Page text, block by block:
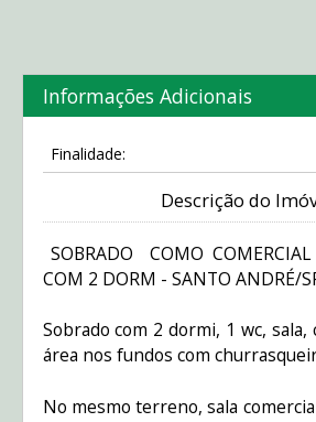
Informações Adicionais
Finalidade:
Descrição do
SOBRADO COMO COMERCIAL
COM 2 DORM - SANTO ANDRÉ/
Sobrado com 2 dormi, 1 wc, sala,
área nos fundos com
No mesmo terreno, sala